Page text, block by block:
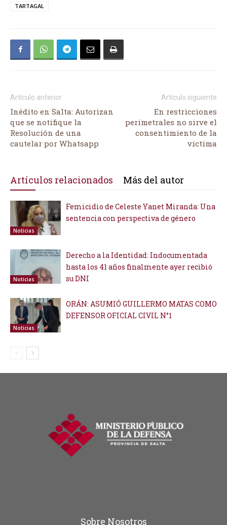
TARTAGAL
Artículo anterior
Inédito en Salta: Autorizan
que se notifique la
Resolución de una
cautelar por Whatsapp
Artículo siguiente
En restricciones
perimetrales no sirve el
consentimiento de la
víctima
Artículos relacionados Más del autor
Noticias
Femicidio de Celeste Yanet Miranda: Una
sentencia con perspectiva de género
Noticias
Derecho a la Identidad: Indocumentada
hasta los 41 años finalmente ayer recibió
su DNI
Noticias
ORÁN: ASUMIÓ GUILLERMO MATAS COMO
DEFENSOR OFICIAL CIVIL N°1
Sobre Nosotros